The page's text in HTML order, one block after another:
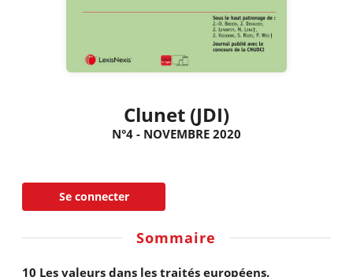
Clunet (JDI)
N°4 - NOVEMBRE 2020
Se connecter
Sommaire
10 Les valeurs dans les traités européens.